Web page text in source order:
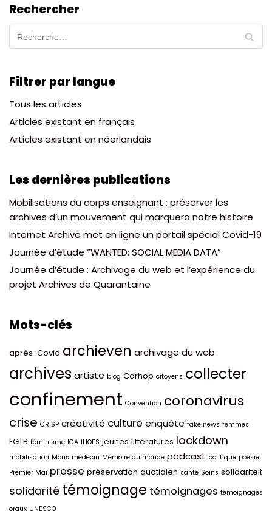
Rechercher
Filtrer par langue
Tous les articles
Articles existant en français
Articles existant en néerlandais
Les dernières publications
Mobilisations du corps enseignant : préserver les
archives d’un mouvement qui marquera notre histoire
Internet Archive met en ligne un portail spécial Covid-19
Journée d’étude “WANTED: SOCIAL MEDIA DATA”
Journée d’étude : Archivage du web et l’expérience du
projet Archives de Quarantaine
Mots-clés
après-Covid archieven archivage du web
archives artiste blog Carhop citoyens collecter
confinement Convention coronavirus
crise CRISP créativité culture enquête fake news femmes
FGTB féminisme ICA IHOES jeunes littératures lockdown
mobilisation Mons médecin Mémoire du monde podcast politique poésie
Premier Mai presse préservation quotidien santé Soins solidariteit
solidarité témoignage témoignages témoignages
oraux UNESCO